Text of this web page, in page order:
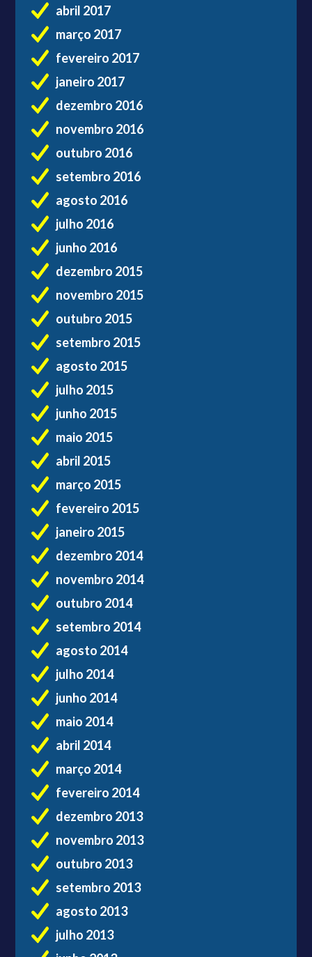
abril 2017
março 2017
fevereiro 2017
janeiro 2017
dezembro 2016
novembro 2016
outubro 2016
setembro 2016
agosto 2016
julho 2016
junho 2016
dezembro 2015
novembro 2015
outubro 2015
setembro 2015
agosto 2015
julho 2015
junho 2015
maio 2015
abril 2015
março 2015
fevereiro 2015
janeiro 2015
dezembro 2014
novembro 2014
outubro 2014
setembro 2014
agosto 2014
julho 2014
junho 2014
maio 2014
abril 2014
março 2014
fevereiro 2014
dezembro 2013
novembro 2013
outubro 2013
setembro 2013
agosto 2013
julho 2013